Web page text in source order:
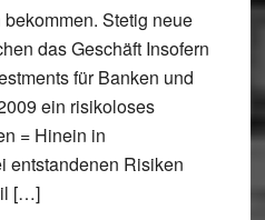
Stetig neue
das Geschäft Insofern
für Banken und
ein risikoloses
= Hinein in
entstandenen Risiken
[…]